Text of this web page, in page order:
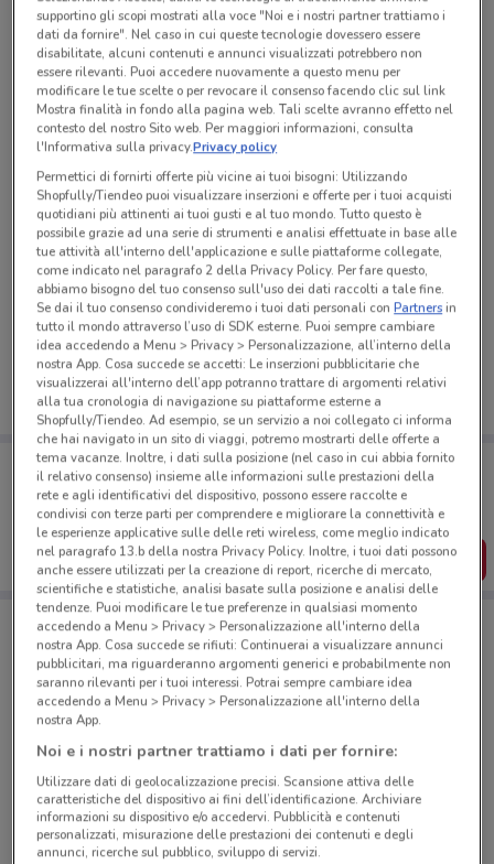
Ci dispiace, al momento non abbiamo pubblicato
volantini nella tua zona. Riprova più tardi.
Porta DoveConviene sempre con te!
Puoi trovare le migliori offerte dei negozi vicino a te,
salvarle e creare la tua lista del risparmio, comodamente
dal tuo cellulare.
SCARICA L’APP
Negozi Daiwa a Gioia Tauro
© MapTiler © OpenStreetMap contributors
Via Nazionale Nord 133 Rosarno
supportino gli scopi mostrati alla voce "Noi e i nostri partner trattiamo i
dati da fornire". Nel caso in cui queste tecnologie dovessero essere
disabilitate, alcuni contenuti e annunci visualizzati potrebbero non
essere rilevanti. Puoi accedere nuovamente a questo menu per
modificare le tue scelte o per revocare il consenso facendo clic sul link
Mostra finalità in fondo alla pagina web. Tali scelte avranno effetto nel
contesto del nostro Sito web. Per maggiori informazioni, consulta
l'Informativa sulla privacy.Privacy policy
Permettici di fornirti offerte più vicine ai tuoi bisogni: Utilizzando
Shopfully/Tiendeo puoi visualizzare inserzioni e offerte per i tuoi acquisti
quotidiani più attinenti ai tuoi gusti e al tuo mondo. Tutto questo è
possibile grazie ad una serie di strumenti e analisi effettuate in base alle
tue attività all'interno dell'applicazione e sulle piattaforme collegate,
come indicato nel paragrafo 2 della Privacy Policy. Per fare questo,
abbiamo bisogno del tuo consenso sull'uso dei dati raccolti a tale fine.
Se dai il tuo consenso condivideremo i tuoi dati personali conPartnersin
tutto il mondo attraverso l’uso di SDK esterne. Puoi sempre cambiare
idea accedendo a Menu > Privacy > Personalizzazione, all’interno della
nostra App. Cosa succede se accetti: Le inserzioni pubblicitarie che
visualizzerai all'interno dell’app potranno trattare di argomenti relativi
alla tua cronologia di navigazione su piattaforme esterne a
Shopfully/Tiendeo. Ad esempio, se un servizio a noi collegato ci informa
che hai navigato in un sito di viaggi, potremo mostrarti delle offerte a
tema vacanze. Inoltre, i dati sulla posizione (nel caso in cui abbia fornito
il relativo consenso) insieme alle informazioni sulle prestazioni della
rete e agli identificativi del dispositivo, possono essere raccolte e
condivisi con terze parti per comprendere e migliorare la connettività e
le esperienze applicative sulle delle reti wireless, come meglio indicato
nel paragrafo 13.b della nostra Privacy Policy. Inoltre, i tuoi dati possono
anche essere utilizzati per la creazione di report, ricerche di mercato,
scientifiche e statistiche, analisi basate sulla posizione e analisi delle
tendenze. Puoi modificare le tue preferenze in qualsiasi momento
accedendo a Menu > Privacy > Personalizzazione all'interno della
nostra App. Cosa succede se rifiuti: Continuerai a visualizzare annunci
pubblicitari, ma riguarderanno argomenti generici e probabilmente non
saranno rilevanti per i tuoi interessi. Potrai sempre cambiare idea
accedendo a Menu > Privacy > Personalizzazione all'interno della
nostra App.
Noi e i nostri partner trattiamo i dati per fornire:
Utilizzare dati di geolocalizzazione precisi. Scansione attiva delle
caratteristiche del dispositivo ai fini dell’identificazione. Archiviare
informazioni su dispositivo e/o accedervi. Pubblicità e contenuti
personalizzati, misurazione delle prestazioni dei contenuti e degli
annunci, ricerche sul pubblico, sviluppo di servizi.